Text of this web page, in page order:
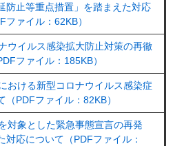
防止等重点措置」を踏まえた対応
ファイル：62KB）
ウイルス感染拡大防止対策の再徹
ファイル：185KB）
おける新型コロナウイルス感染症
（PDFファイル：82KB）
対象とした緊急事態宣言の再発
対応について（PDFファイル：